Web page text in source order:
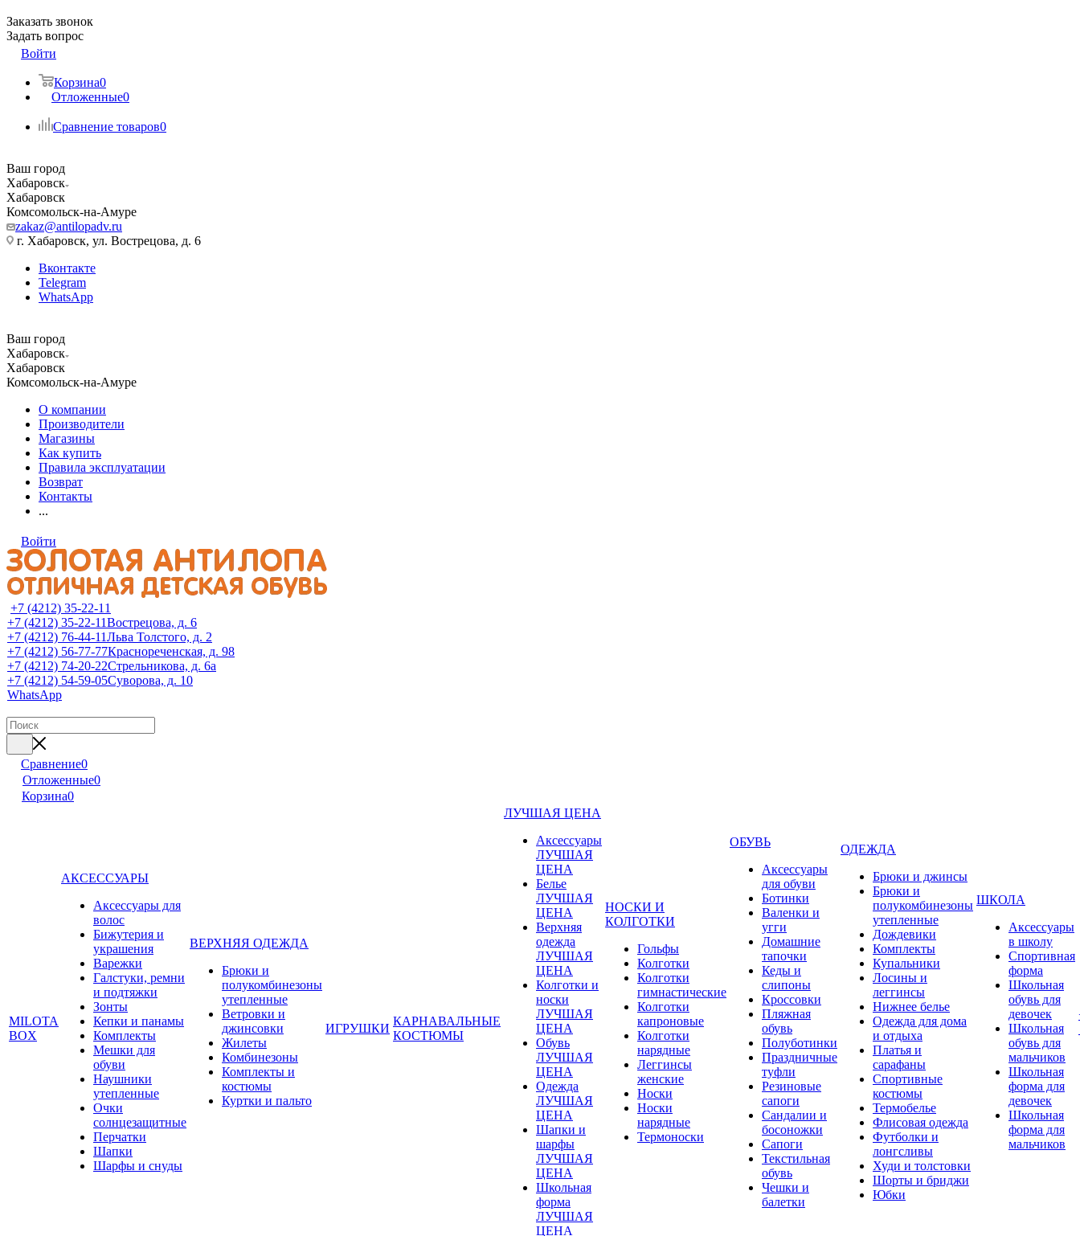
Заказать звонок
Задать вопрос
Войти
Корзина0
Отложенные0
Сравнение товаров0
Ваш город
Хабаровск
Хабаровск
Комсомольск-на-Амуре
zakaz@antilopadv.ru
г. Хабаровск, ул. Вострецова, д. 6
Вконтакте
Telegram
WhatsApp
Ваш город
Хабаровск
Хабаровск
Комсомольск-на-Амуре
О компании
Производители
Магазины
Как купить
Правила эксплуатации
Возврат
Контакты
...
Войти
+7 (4212) 35-22-11
+7 (4212) 35-22-11Вострецова, д. 6
+7 (4212) 76-44-11Льва Толстого, д. 2
+7 (4212) 56-77-77Краснореченская, д. 98
+7 (4212) 74-20-22Стрельникова, д. 6а
+7 (4212) 54-59-05Суворова, д. 10
WhatsApp
Сравнение0
Отложенные0
Корзина0
MILOTA
BOX
АКСЕССУАРЫ
Аксессуары для
волос
Бижутерия и
украшения
Варежки
Галстуки, ремни
и подтяжки
Зонты
Кепки и панамы
Комплекты
Мешки для
обуви
Наушники
утепленные
Очки
солнцезащитные
Перчатки
Шапки
Шарфы и снуды
ВЕРХНЯЯ ОДЕЖДА
Брюки и
полукомбинезоны
утепленные
Ветровки и
джинсовки
Жилеты
Комбинезоны
Комплекты и
костюмы
Куртки и пальто
ИГРУШКИ
КАРНАВАЛЬНЫЕ
КОСТЮМЫ
ЛУЧШАЯ ЦЕНА
Аксессуары
ЛУЧШАЯ
ЦЕНА
Белье
ЛУЧШАЯ
ЦЕНА
Верхняя
одежда
ЛУЧШАЯ
ЦЕНА
Колготки и
носки
ЛУЧШАЯ
ЦЕНА
Обувь
ЛУЧШАЯ
ЦЕНА
Одежда
ЛУЧШАЯ
ЦЕНА
Шапки и
шарфы
ЛУЧШАЯ
ЦЕНА
Школьная
форма
ЛУЧШАЯ
ЦЕНА
НОСКИ И
КОЛГОТКИ
Гольфы
Колготки
Колготки
гимнастические
Колготки
капроновые
Колготки
нарядные
Леггинсы
женские
Носки
Носки
нарядные
Термоноски
ОБУВЬ
Аксессуары
для обуви
Ботинки
Валенки и
угги
Домашние
тапочки
Кеды и
слипоны
Кроссовки
Пляжная
обувь
Полуботинки
Праздничные
туфли
Резиновые
сапоги
Сандалии и
босоножки
Сапоги
Текстильная
обувь
Чешки и
балетки
ОДЕЖДА
Брюки и джинсы
Брюки и
полукомбинезоны
утепленные
Дождевики
Комплекты
Купальники
Лосины и
леггинсы
Нижнее белье
Одежда для дома
и отдыха
Платья и
сарафаны
Спортивные
костюмы
Термобелье
Флисовая одежда
Футболки и
лонгсливы
Худи и толстовки
Шорты и бриджи
Юбки
ШКОЛА
Аксессуары
в школу
Спортивная
форма
Школьная
обувь для
девочек
Школьная
обувь для
мальчиков
Школьная
форма для
девочек
Школьная
форма для
мальчиков